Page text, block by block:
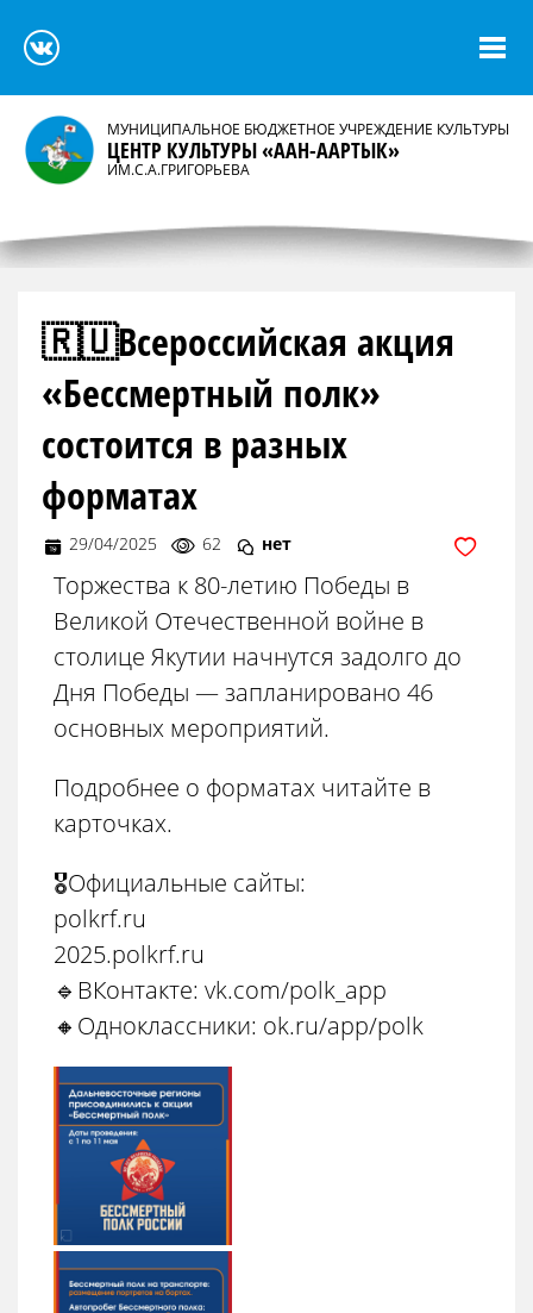
МУНИЦИПАЛЬНОЕ БЮДЖЕТНОЕ УЧРЕЖДЕНИЕ КУЛЬТУРЫ
ЦЕНТР КУЛЬТУРЫ «ААН-ААРТЫК»
ИМ.С.А.ГРИГОРЬЕВА
🇷🇺Всероссийская акция
«Бессмертный полк»
состоится в разных
форматах
29/04/2025 62 нет
Торжества к 80-летию Победы в
Великой Отечественной войне в
столице Якутии начнутся задолго до
Дня Победы — запланировано 46
основных мероприятий.
Подробнее о форматах читайте в
карточках.
🎖Официальные сайты:
polkrf.ru
2025.polkrf.ru
🔹ВКонтакте: vk.com/polk_app
🔸Одноклассники: ok.ru/app/polk